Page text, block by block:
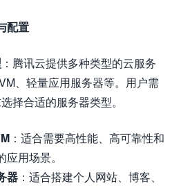
配置
：腾讯云提供多种类型的云服务
、轻量应用服务器等。用户需
择合适的服务器类型。
：适合需要高性能、高可靠性和
用场景。
器 ：适合搭建个人网站、博客、